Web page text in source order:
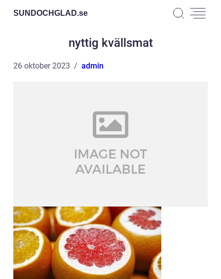
SUNDOCHGLAD.se
nyttig kvällsmat
26 oktober 2023 admin